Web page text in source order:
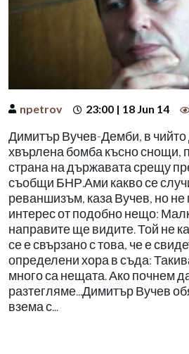
npetrov 23:00 | 18 Jun 14
Димитър Вучев-Демби, в
хвърлена бомба късно снощи,
страна на държавата срещу
съобщи БНР.Ами какво се
реваншизъм, каза Вучев, но не
интерес от подобно нещо:
направите ще видите. Той не
се е свързано с това, че е
определени хора в съда:
много са нещата. Ако почнем
разтегляме...Димитър Вучев
взема с...